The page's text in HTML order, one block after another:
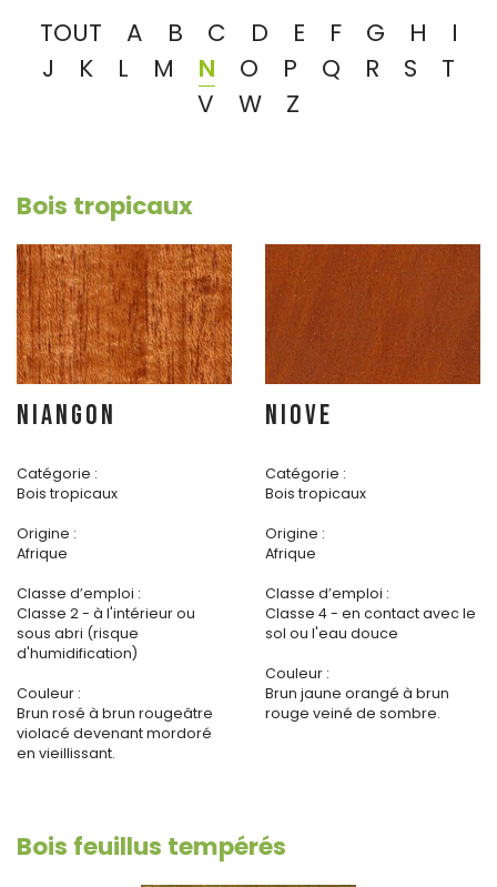
TOUT A B C D E F G H
I
J
K L M N O P Q R S
T
V
W Z
Bois tropicaux
NIANGON
Catégorie :
Bois tropicaux
Origine :
Afrique
Classe d’emploi :
Classe 2 - à l'intérieur ou
sous abri (risque
d'humidification)
Couleur :
Brun rosé à brun rougeâtre
violacé devenant mordoré
en vieillissant.
NIOVE
Catégorie :
Bois tropicaux
Origine :
Afrique
Classe d’emploi :
Classe 4 - en contact avec le
sol ou l'eau douce
Couleur :
Brun jaune orangé à brun
rouge veiné de sombre.
Bois feuillus tempérés